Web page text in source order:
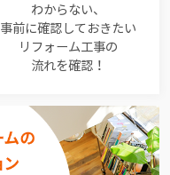
わからない、
事前に確認しておきたい
リフォーム工事の
流れを確認！